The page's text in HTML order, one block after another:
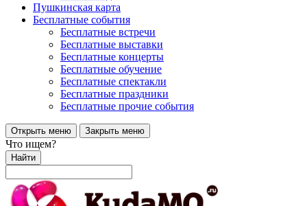
Пушкинская карта
Бесплатные события
Бесплатные встречи
Бесплатные выставки
Бесплатные концерты
Бесплатные обучение
Бесплатные спектакли
Бесплатные праздники
Бесплатные прочие события
Открыть меню Закрыть меню
Что ищем?
Найти